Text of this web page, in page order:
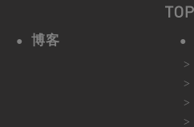
博客